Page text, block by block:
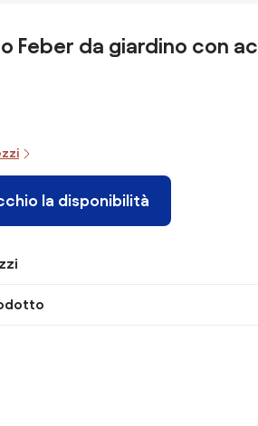
Feber da giardino con
la disponibilità